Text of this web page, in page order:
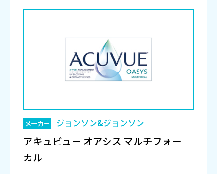
メーカー ジョンソン&ジョンソン
アキュビュー オアシス マルチフォー
カル